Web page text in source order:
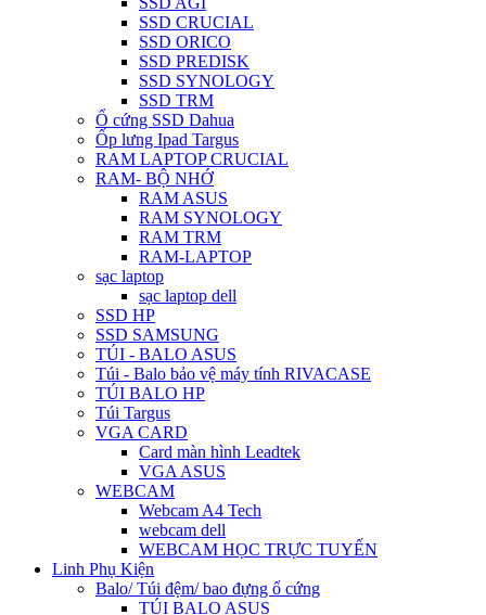
SSD CRUCIAL
SSD ORICO
SSD PREDISK
SSD SYNOLOGY
SSD TRM
Ổ cứng SSD Dahua
Ốp lưng Ipad Targus
RAM LAPTOP CRUCIAL
RAM- BỘ NHỚ
RAM ASUS
RAM SYNOLOGY
RAM TRM
RAM-LAPTOP
sạc laptop
sạc laptop dell
SSD HP
SSD SAMSUNG
TÚI - BALO ASUS
Túi - Balo bảo vệ máy tính RIVACASE
TÚI BALO HP
Túi Targus
VGA CARD
Card màn hình Leadtek
VGA ASUS
WEBCAM
Webcam A4 Tech
webcam dell
WEBCAM HỌC TRỰC TUYẾN
Linh Phụ Kiện
Balo/ Túi đệm/ bao đựng ổ cứng
TÚI BALO ASUS